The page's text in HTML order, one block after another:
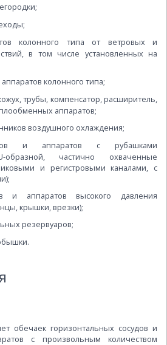
колонного типа от ветровых и
в том числе установленных на
колонного типа;
трубы, компенсатор, расширитель,
аппаратов;
воздушного охлаждения;
и аппаратов с рубашками
образной, частично охваченные
и регистровыми каналами, с
и аппаратов высокого давления
крышки, врезки);
резервуаров;
обечаек горизонтальных сосудов и
с произвольным количеством